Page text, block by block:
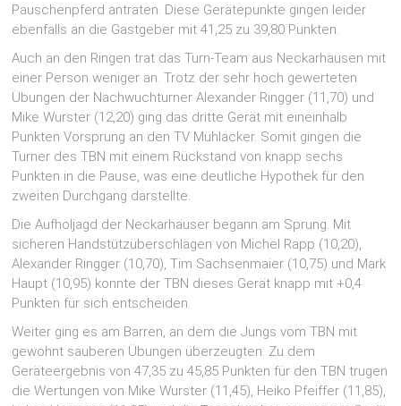
Pauschenpferd antraten. Diese Gerätepunkte gingen leider
ebenfalls an die Gastgeber mit 41,25 zu 39,80 Punkten.
Auch an den Ringen trat das Turn-Team aus Neckarhausen mit
einer Person weniger an. Trotz der sehr hoch gewerteten
Übungen der Nachwuchturner Alexander Ringger (11,70) und
Mike Wurster (12,20) ging das dritte Gerät mit eineinhalb
Punkten Vorsprung an den TV Mühlacker. Somit gingen die
Turner des TBN mit einem Rückstand von knapp sechs
Punkten in die Pause, was eine deutliche Hypothek für den
zweiten Durchgang darstellte.
Die Aufholjagd der Neckarhäuser begann am Sprung. Mit
sicheren Handstützüberschlägen von Michel Rapp (10,20),
Alexander Ringger (10,70), Tim Sachsenmaier (10,75) und Mark
Haupt (10,95) konnte der TBN dieses Gerät knapp mit +0,4
Punkten für sich entscheiden.
Weiter ging es am Barren, an dem die Jungs vom TBN mit
gewohnt sauberen Übungen überzeugten. Zu dem
Geräteergebnis von 47,35 zu 45,85 Punkten für den TBN trugen
die Wertungen von Mike Wurster (11,45), Heiko Pfeiffer (11,85),